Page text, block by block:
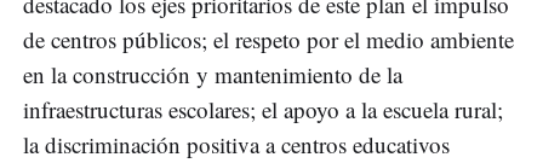
de centros públicos; el respeto por el medio ambiente
en la construcción y mantenimiento de la
infraestructuras escolares; el apoyo a la escuela rural;
la discriminación positiva a centros educativos